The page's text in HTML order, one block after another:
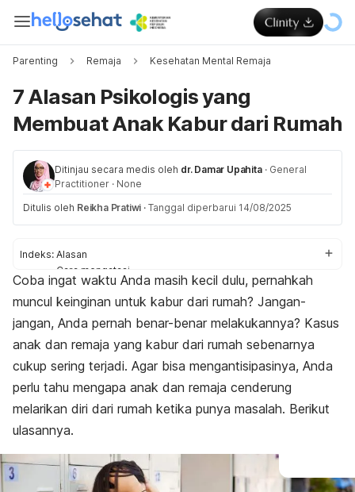
Parenting Remaja Kesehatan Mental Remaja
7 Alasan Psikologis yang
Membuat Anak Kabur dari Rumah
Ditinjau secara medis oleh dr. Damar Upahita · General
Practitioner · None
Ditulis oleh Reikha Pratiwi · Tanggal diperbarui 14/08/2025
Indeks: Alasan
Cara mengatasi
Coba ingat waktu Anda masih kecil dulu, pernahkah
muncul keinginan untuk kabur dari rumah? Jangan-
jangan, Anda pernah benar-benar melakukannya? Kasus
anak dan remaja yang kabur dari rumah sebenarnya
cukup sering terjadi. Agar bisa mengantisipasinya, Anda
perlu tahu mengapa anak dan remaja cenderung
melarikan diri dari rumah ketika punya masalah. Berikut
ulasannya.